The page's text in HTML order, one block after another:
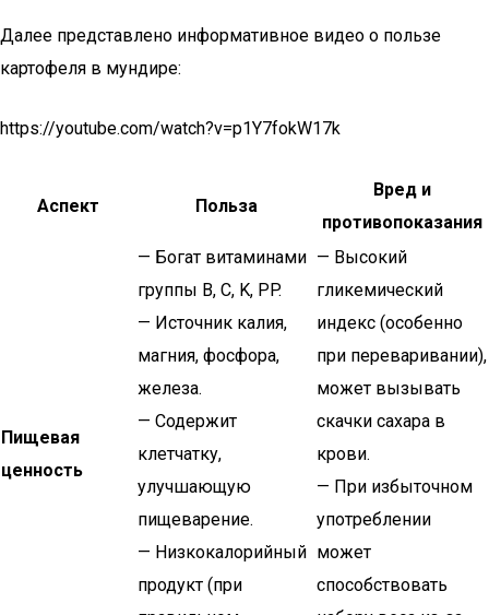
Далее представлено информативное видео о пользе
картофеля в мундире:
https://youtube.com/watch?v=p1Y7fokW17k
Аспект Польза
Вред и
противопоказания
Пищевая
ценность
— Богат витаминами
группы B, C, K, PP.
— Источник калия,
магния, фосфора,
железа.
— Содержит
клетчатку,
улучшающую
пищеварение.
— Низкокалорийный
продукт (при
— Высокий
гликемический
индекс (особенно
при переваривании),
может вызывать
скачки сахара в
крови.
— При избыточном
употреблении
может
способствовать